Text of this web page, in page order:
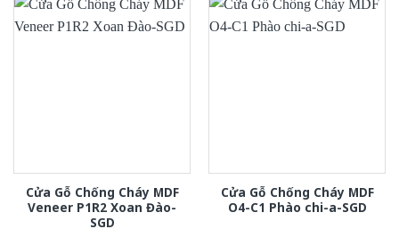
Cửa Gỗ Chống Cháy MDF
Veneer P1R2 Xoan Đào-
SGD
Cửa Gỗ Chống Cháy MDF
O4-C1 Phào chi-a-SGD